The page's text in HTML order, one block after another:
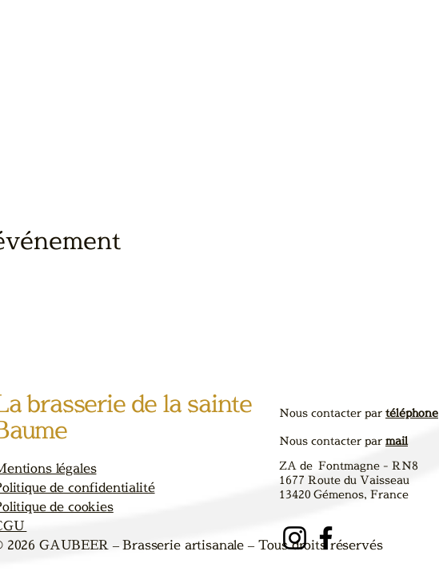
brasserie de la sainte
légales
de confidentialité
de cookies
2026 GAUBEER – Brasserie artisanale – Tous droits réservés
Nous contacter par téléphone
Nous contacter par mail
ZA de Fontmagne - RN8
1677 Route du Vaisseau
13420 Gémenos, France